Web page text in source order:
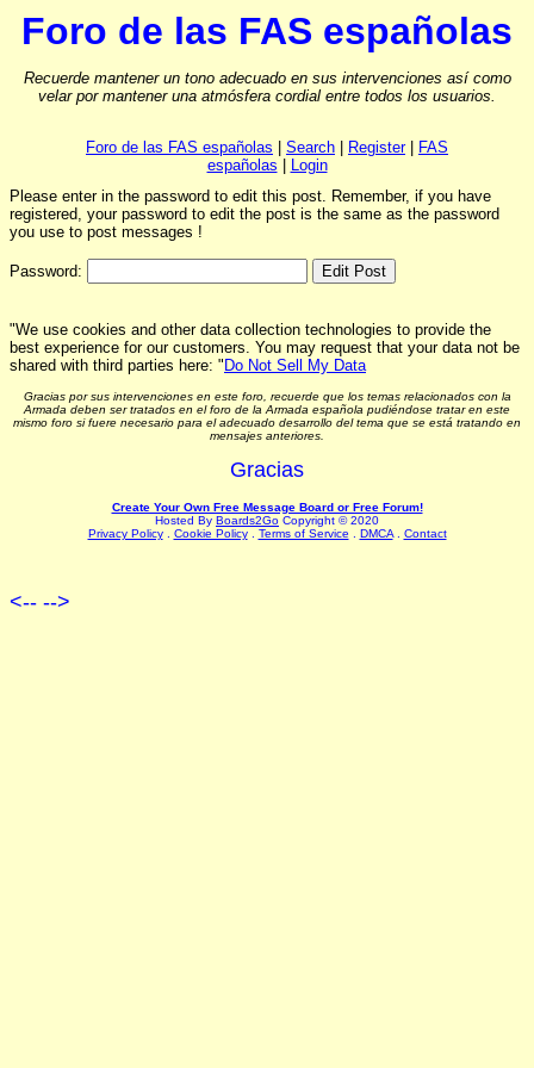
Foro de las FAS españolas
Recuerde mantener un tono adecuado en sus intervenciones así como
velar por mantener una atmósfera cordial entre todos los usuarios.
Foro de las FAS españolas Search Register|
FAS
españolas
Login
Please enter in the password to edit this post. Remember, if you have
registered, your password to edit the post is the same as the password
you use to post messages !
Password:
"We use cookies and other data collection technologies to provide the
best experience for our customers. You may request that your data not be
shared with third parties here: " Do Not Sell My Data
Gracias por sus intervenciones en este foro, recuerde que los temas relacionados con la
Armada deben ser tratados en el foro de la Armada española pudiéndose tratar en este
mismo foro si fuere necesario para el adecuado desarrollo del tema que se está tratando en
mensajes anteriores.
Gracias
Create Your Own Free Message Board or Free Forum!
Hosted By Boards2Go Copyright © 2020
Privacy Policy. Cookie Policy. Terms of Service DMCA. Contact
<-- -->